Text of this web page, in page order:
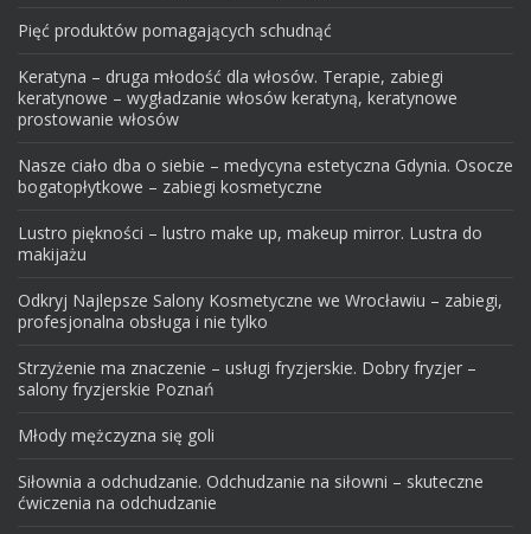
Pięć produktów pomagających schudnąć
Keratyna – druga młodość dla włosów. Terapie, zabiegi
keratynowe – wygładzanie włosów keratyną, keratynowe
prostowanie włosów
Nasze ciało dba o siebie – medycyna estetyczna Gdynia. Osocze
bogatopłytkowe – zabiegi kosmetyczne
Lustro piękności – lustro make up, makeup mirror. Lustra do
makijażu
Odkryj Najlepsze Salony Kosmetyczne we Wrocławiu – zabiegi,
profesjonalna obsługa i nie tylko
Strzyżenie ma znaczenie – usługi fryzjerskie. Dobry fryzjer –
salony fryzjerskie Poznań
Młody mężczyzna się goli
Siłownia a odchudzanie. Odchudzanie na siłowni – skuteczne
ćwiczenia na odchudzanie